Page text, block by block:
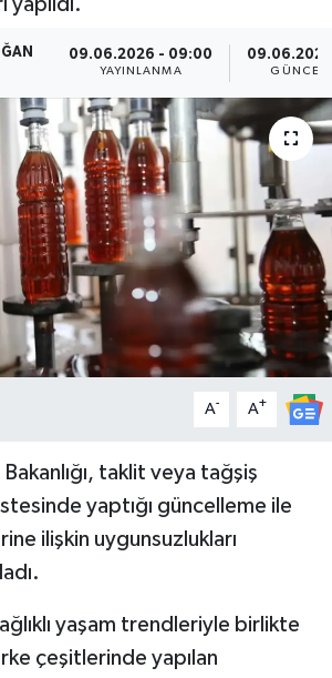
09.06.2026 - 09:00
YAYINLANMA
09.06.2026
A- A+
taklit veya tağşiş
yaptığı güncelleme ile
ilişkin uygunsuzlukları
yaşam trendleriyle birlikte
çeşitlerinde yapılan